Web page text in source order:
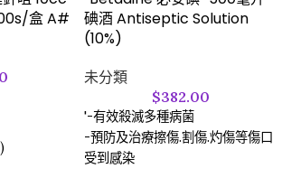
盒 A#
碘酒 Antiseptic Solution
(10%)
未分類
$382.00
'-有效殺滅多種病菌
-預防及治療擦傷.割傷.灼傷等傷口
受到感染